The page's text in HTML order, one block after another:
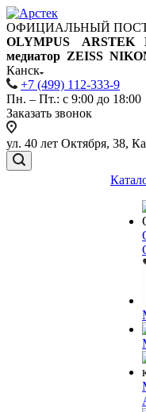
ОФИЦИАЛЬНЫЙ
OLYMPUS ARSTEK
медиатор ZEISS
Канск
+7 (499) 112-333-9
Пн. – Пт.: с 9:00 до 18:00
Заказать звонок
ул. 40 лет Октября, 38,